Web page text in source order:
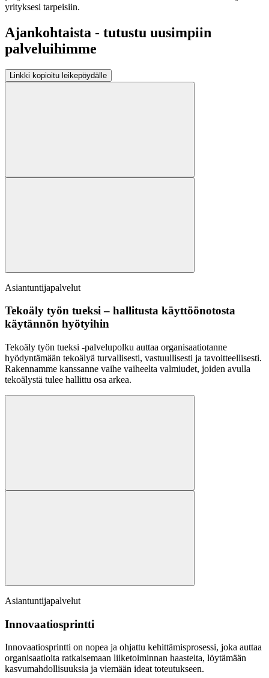
yrityksesi tarpeisiin.
Ajankohtaista - tutustu uusimpiin
palveluihimme
Linkki kopioitu leikepöydälle
Asiantuntijapalvelut
Tekoäly työn tueksi – hallitusta käyttöönotosta
käytännön hyötyihin
Tekoäly työn tueksi -palvelupolku auttaa organisaatiotanne
hyödyntämään tekoälyä turvallisesti, vastuullisesti ja tavoitteellisesti.
Rakennamme kanssanne vaihe vaiheelta valmiudet, joiden avulla
tekoälystä tulee hallittu osa arkea.
Asiantuntijapalvelut
Innovaatiosprintti
Innovaatiosprintti on nopea ja ohjattu kehittämisprosessi, joka auttaa
organisaatioita ratkaisemaan liiketoiminnan haasteita, löytämään
kasvumahdollisuuksia ja viemään ideat toteutukseen.